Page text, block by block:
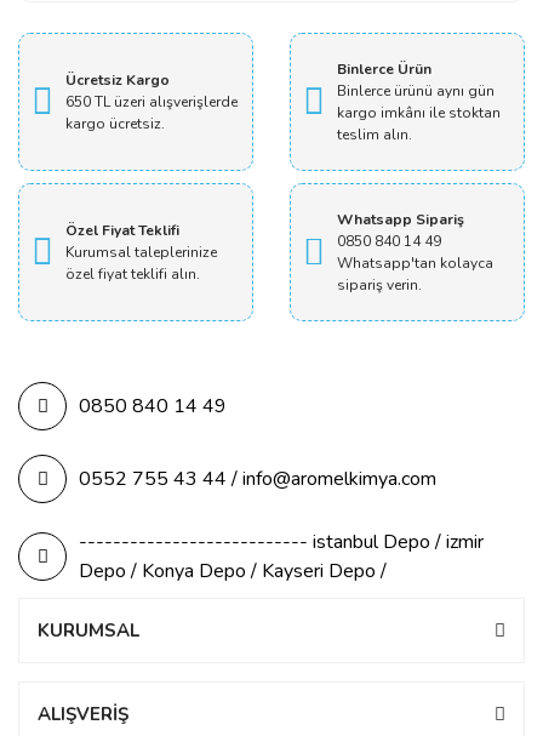
Ücretsiz Kargo
650 TL üzeri alışverişlerde
kargo ücretsiz.
Binlerce Ürün
Binlerce ürünü aynı gün
kargo imkânı ile stoktan
teslim alın.
Özel Fiyat Teklifi
Kurumsal taleplerinize
özel fiyat teklifi alın.
Whatsapp Sipariş
0850 840 14 49
Whatsapp'tan kolayca
sipariş verin.
0850 840 14 49
0552 755 43 44 / info@aromelkimya.com
--------------------------- istanbul Depo / izmir
Depo / Konya Depo / Kayseri Depo /
KURUMSAL
ALIŞVERİŞ